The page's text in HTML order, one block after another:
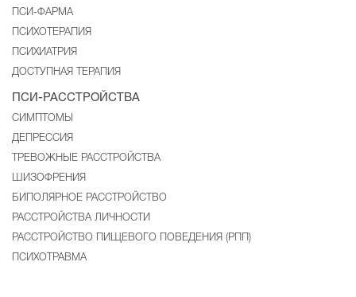
ПСИ-ФАРМА
ПСИХОТЕРАПИЯ
ПСИХИАТРИЯ
ДОСТУПНАЯ ТЕРАПИЯ
ПСИ-РАССТРОЙСТВА
CИМПТОМЫ
ДЕПРЕССИЯ
ТРЕВОЖНЫЕ РАССТРОЙСТВА
ШИЗОФРЕНИЯ
БИПОЛЯРНОЕ РАССТРОЙСТВО
РАССТРОЙСТВА ЛИЧНОСТИ
РАССТРОЙСТВО ПИЩЕВОГО ПОВЕДЕНИЯ (РПП)
ПСИХОТРАВМА